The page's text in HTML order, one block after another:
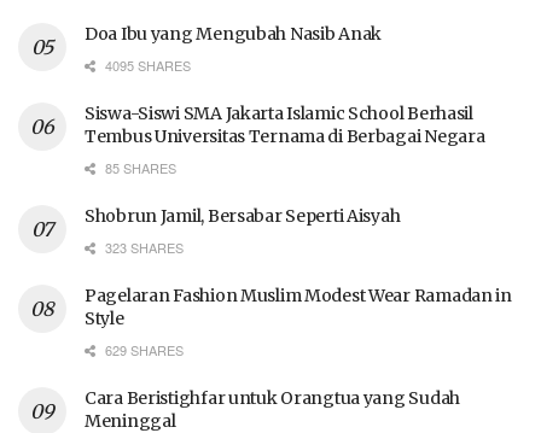
Doa Ibu yang Mengubah Nasib Anak
4095 SHARES
Siswa-Siswi SMA Jakarta Islamic School Berhasil
Tembus Universitas Ternama di Berbagai Negara
85 SHARES
Shobrun Jamil, Bersabar Seperti Aisyah
323 SHARES
Pagelaran Fashion Muslim Modest Wear Ramadan in
Style
629 SHARES
Cara Beristighfar untuk Orangtua yang Sudah
Meninggal